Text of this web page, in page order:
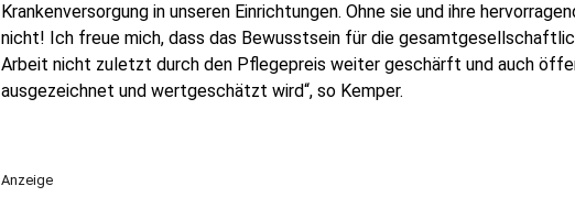
Krankenversorgung in unseren Einrichtungen. Ohne sie und ihre
nicht! Ich freue mich, dass das Bewusstsein für die
Arbeit nicht zuletzt durch den Pflegepreis weiter geschärft und auch
ausgezeichnet und wertgeschätzt wird“, so Kemper.
Anzeige